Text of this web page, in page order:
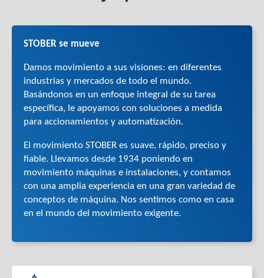
STOBER se mueve
Damos movimiento a sus visiones: en diferentes
industrias y mercados de todo el mundo.
Basándonos en un enfoque integral de su tarea
específica, le apoyamos con soluciones a medida
para accionamientos y automatización.
El movimiento STOBER es suave, rápido, preciso y
fiable. Llevamos desde 1934 poniendo en
movimiento máquinas e instalaciones, y contamos
con una amplia experiencia en una gran variedad de
conceptos de máquina. Nos sentimos como en casa
en el mundo del movimiento exigente.